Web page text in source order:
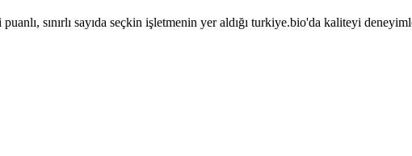
sınırlı sayıda seçkin işletmenin yer aldığı turkiye.bio'da kaliteyi